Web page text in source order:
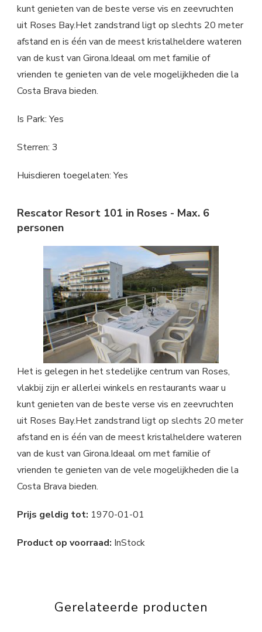
kunt genieten van de beste verse vis en zeevruchten
uit Roses Bay.Het zandstrand ligt op slechts 20 meter
afstand en is één van de meest kristalheldere wateren
van de kust van Girona.Ideaal om met familie of
vrienden te genieten van de vele mogelijkheden die la
Costa Brava bieden.
Is Park: Yes
Sterren: 3
Huisdieren toegelaten: Yes
Rescator Resort 101 in Roses - Max. 6
personen
Het is gelegen in het stedelijke centrum van Roses,
vlakbij zijn er allerlei winkels en restaurants waar u
kunt genieten van de beste verse vis en zeevruchten
uit Roses Bay.Het zandstrand ligt op slechts 20 meter
afstand en is één van de meest kristalheldere wateren
van de kust van Girona.Ideaal om met familie of
vrienden te genieten van de vele mogelijkheden die la
Costa Brava bieden.
Prijs geldig tot: 1970-01-01
Product op voorraad: InStock
Gerelateerde producten